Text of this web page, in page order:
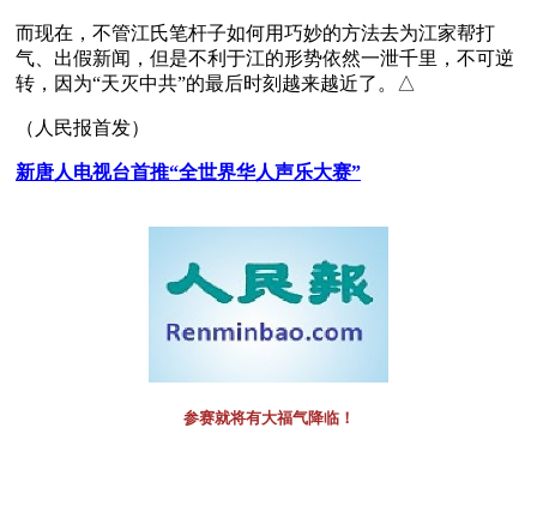
而现在，不管江氏笔杆子如何用巧妙的方法去为江家帮打
气、出假新闻，但是不利于江的形势依然一泄千里，不可逆
转，因为“天灭中共”的最后时刻越来越近了。△
（人民报首发）
新唐人电视台首推“全世界华人声乐大赛”
参赛就将有大福气降临！